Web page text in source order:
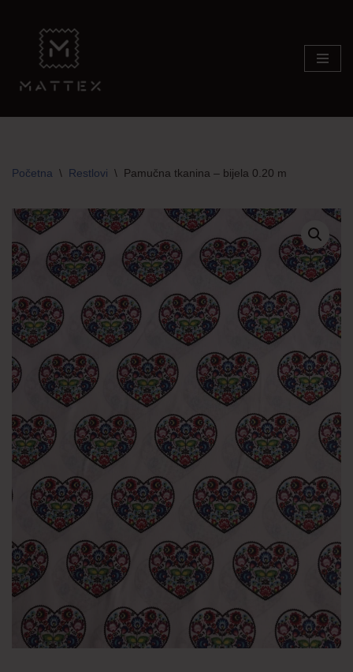
content
Početna \ Restlovi \ Pamučna tkanina – bijela 0.20 m